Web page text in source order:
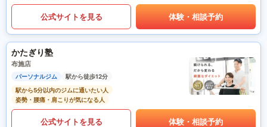
公式サイトを見る 体験・相談予約
かたぎり塾
布施店
パーソナルジム
駅から徒歩12分
駅から5分以内のジムに通いたい人
姿勢・腰痛・肩こりが気になる人
公式サイトを見る 体験・相談予約